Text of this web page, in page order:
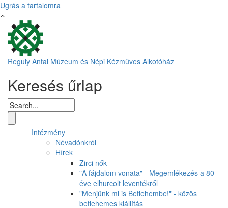
Ugrás a tartalomra
Reguly Antal Múzeum és Népi Kézműves Alkotóház
Keresés űrlap
Intézmény
Névadónkról
Hírek
Zirci nők
"A fájdalom vonata" - Megemlékezés a 80
éve elhurcolt leventékről
"Menjünk mi is Betlehembe!" - közös
betlehemes kiállítás